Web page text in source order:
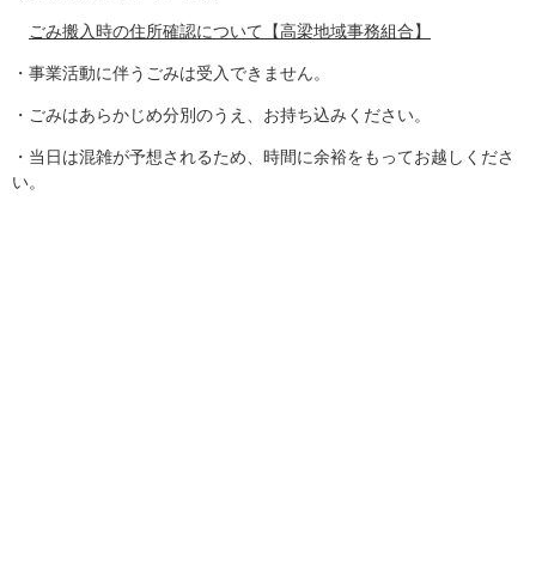
ごみ搬入時の住所確認について【高梁地域事務組合】
・事業活動に伴うごみは受入できません。
・ごみはあらかじめ分別のうえ、お持ち込みください。
・当日は混雑が予想されるため、時間に余裕をもってお越しくださ
い。